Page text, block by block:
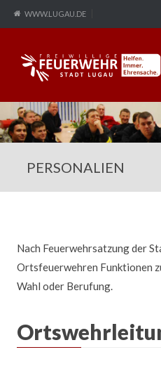
WWW.LUGAU.DE
PERSONALIEN
Nach Feuerwehrsatzung der
Ortsfeuerwehren Funktionen
Wahl oder Berufung.